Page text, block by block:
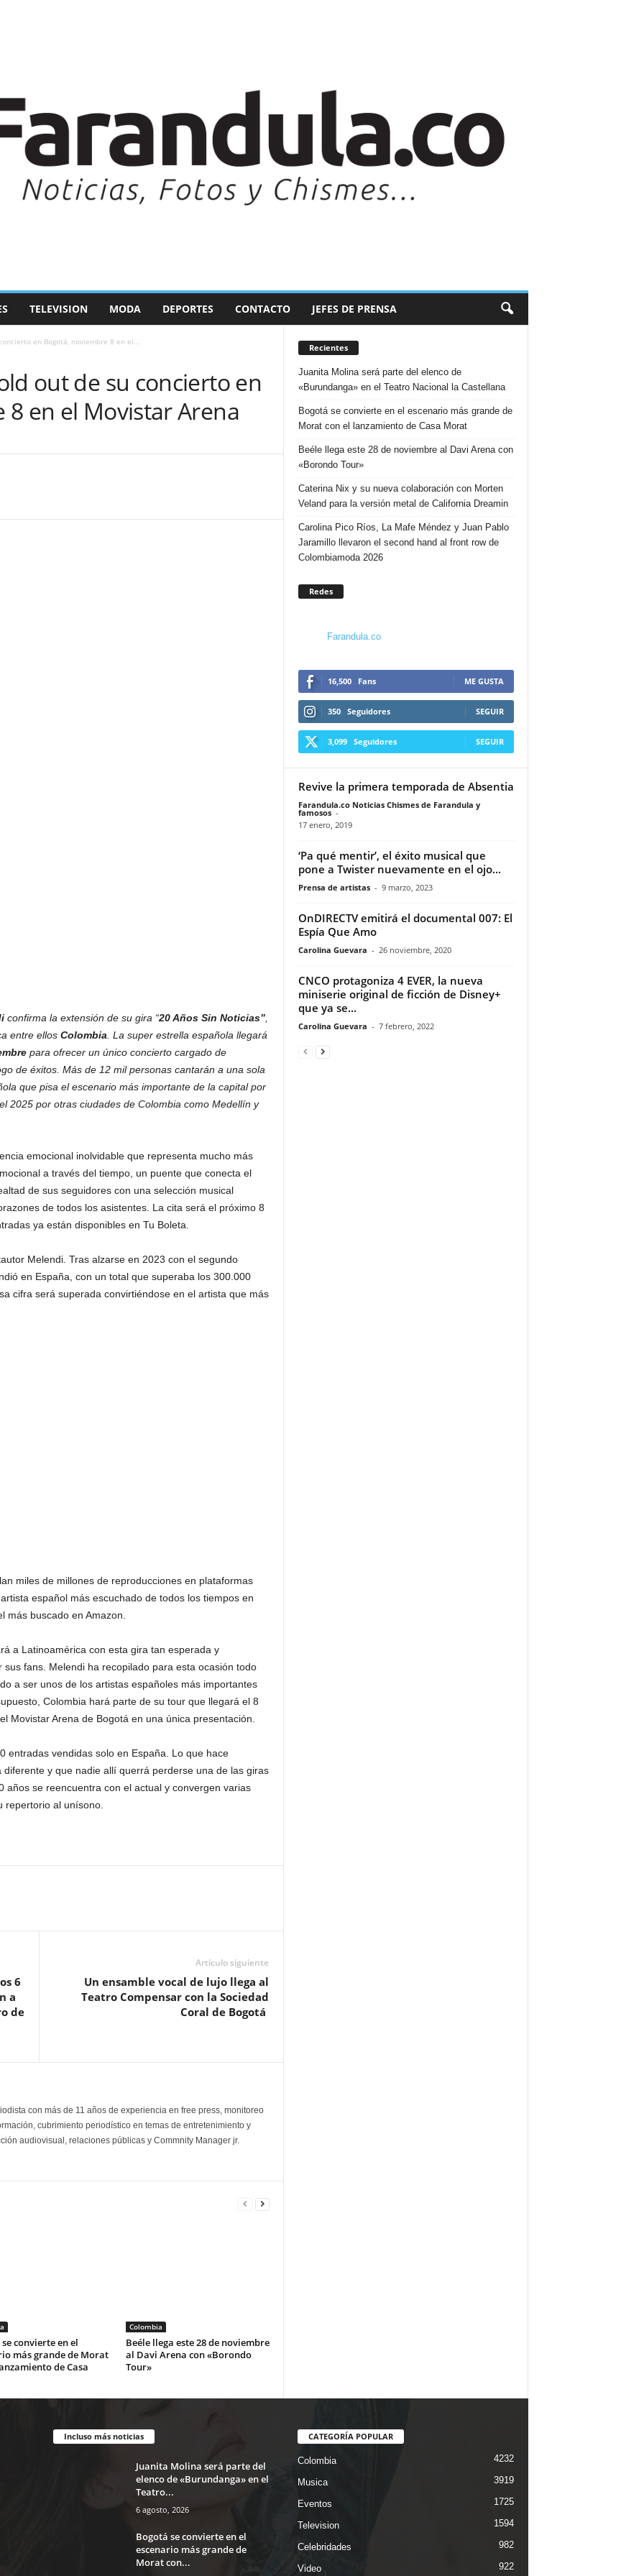
TELEVISION MODA DEPORTES CONTACTO JEFES DE PRENSA
en Bogotá, noviembre 8 en el...
out de su concierto en
en el Movistar Arena
confirma la extensión de su gira “20 Años Sin Noticias”,
entre ellos Colombia . La super estrella española llegará
para ofrecer un único concierto cargado de
de éxitos. Más de 12 mil personas cantarán a una sola
que pisa el escenario más importante de la capital por
2025 por otras ciudades de Colombia como Medellín y
emocional inolvidable que representa mucho más
a través del tiempo, un puente que conecta el
de sus seguidores con una selección musical
de todos los asistentes. La cita será el próximo 8
ya están disponibles en Tu Boleta.
Melendi. Tras alzarse en 2023 con el segundo
en España, con un total que superaba los 300.000
cifra será superada convirtiéndose en el artista que más
miles de millones de reproducciones en plataformas
español más escuchado de todos los tiempos en
más buscado en Amazon.
a Latinoamérica con esta gira tan esperada y
fans. Melendi ha recopilado para esta ocasión todo
a ser unos de los artistas españoles más importantes
Colombia hará parte de su tour que llegará el 8
Movistar Arena de Bogotá en una única presentación.
entradas vendidas solo en España. Lo que hace
y que nadie allí querrá perderse una de las giras
años se reencuentra con el actual y convergen varias
repertorio al unísono.
6
a
de
Artículo siguiente
Un ensamble vocal de lujo llega al
Teatro Compensar con la Sociedad
Coral de Bogotá
con más de 11 años de experiencia en free press, monitoreo
cubrimiento periodístico en temas de entretenimiento y
audiovisual, relaciones públicas y Commnity Manager jr.
convierte en el
más grande de Morat
de Casa
Colombia
Beéle llega este 28 de noviembre
al Davi Arena con «Borondo
Tour»
Recientes
Juanita Molina será parte del elenco de
«Burundanga» en el Teatro Nacional la Castellana
Bogotá se convierte en el escenario más grande de
Morat con el lanzamiento de Casa Morat
Beéle llega este 28 de noviembre al Davi Arena con
«Borondo Tour»
Caterina Nix y su nueva colaboración con Morten
Veland para la versión metal de California Dreamin
Carolina Pico Ríos, La Mafe Méndez y Juan Pablo
Jaramillo llevaron el second hand al front row de
Colombiamoda 2026
Redes
Farandula.co
16,500 Fans ME GUSTA
350 Seguidores SEGUIR
3,099 Seguidores SEGUIR
Revive la primera temporada de Absentia
Farandula.co Noticias Chismes de Farandula y
famosos -
17 enero, 2019
‘Pa qué mentir’, el éxito musical que
pone a Twister nuevamente en el ojo...
Prensa de artistas - 9 marzo, 2023
OnDIRECTV emitirá el documental 007: El
Espía Que Amo
Carolina Guevara - 26 noviembre, 2020
CNCO protagoniza 4 EVER, la nueva
miniserie original de ficción de Disney+
que ya se...
Carolina Guevara - 7 febrero, 2022
Incluso más noticias
Juanita Molina será parte del
elenco de «Burundanga» en el
Teatro...
6 agosto, 2026
Bogotá se convierte en el
escenario más grande de
Morat con...
CATEGORÍA POPULAR
Colombia 4232
Musica 3919
Eventos 1725
Television 1594
Celebridades 982
Video 922